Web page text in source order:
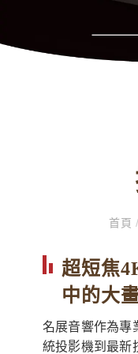
首頁 /
超短焦
中的大
名展音響作為專
統投影機到最新